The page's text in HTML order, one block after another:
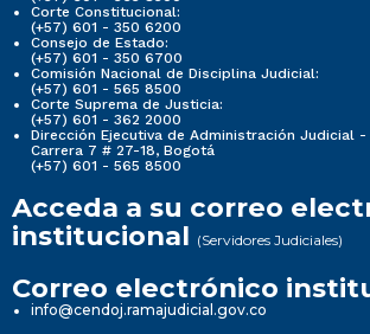
Corte Constitucional:
(+57) 601 - 350 6200
Consejo de Estado:
(+57) 601 - 350 6700
Comisión Nacional de Disciplina Judicial:
(+57) 601 - 565 8500
Corte Suprema de Justicia:
(+57) 601 - 362 2000
Dirección Ejecutiva de Administración Judicial -
Carrera 7 # 27-18, Bogotá
(+57) 601 - 565 8500
Acceda a su correo
institucional (Servidores Judiciales)
Correo electrónico
info@cendoj.ramajudicial.gov.co